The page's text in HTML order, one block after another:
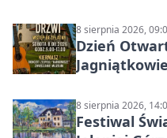
8 sierpnia 2026,
Dzień
Jagniątkowie
8 sierpnia 2026,
Festiwal